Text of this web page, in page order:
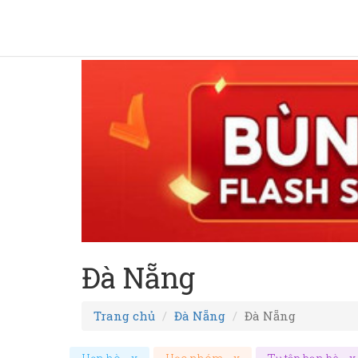
Đà Nẵng
Trang chủ Đà Nẵng Đà Nẵng